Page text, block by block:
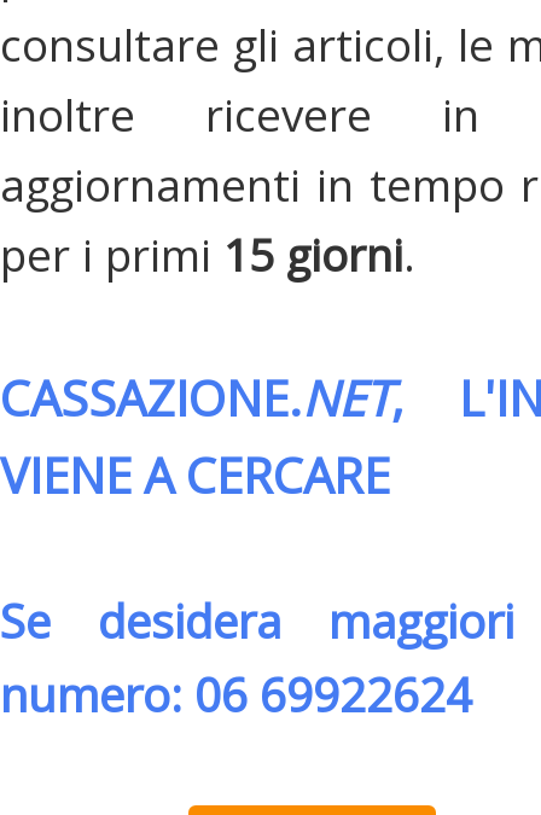
consultare gli articoli, le
inoltre ricevere in
aggiornamenti in tempo
per i primi 15 giorni.
CASSAZIONE.NET,
VIENE A CERCARE
Se desidera
numero: 06 69922624